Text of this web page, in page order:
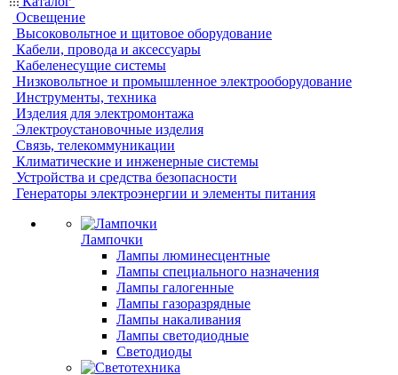
Освещение
Высоковольтное и щитовое оборудование
Кабели, провода и аксессуары
Кабеленесущие системы
Низковольтное и промышленное электрооборудование
Инструменты, техника
Изделия для электромонтажа
Электроустановочные изделия
Связь, телекоммуникации
Климатические и инженерные системы
Устройства и средства безопасности
Генераторы электроэнергии и элементы питания
Лампочки
Лампы люминесцентные
Лампы специального назначения
Лампы галогенные
Лампы газоразрядные
Лампы накаливания
Лампы светодиодные
Светодиоды